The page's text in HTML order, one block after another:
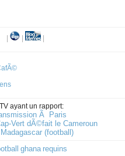
ayant un rapport:
Ã Paris
Vert dÃ©fait le Cameroun
(football)
ghana requins